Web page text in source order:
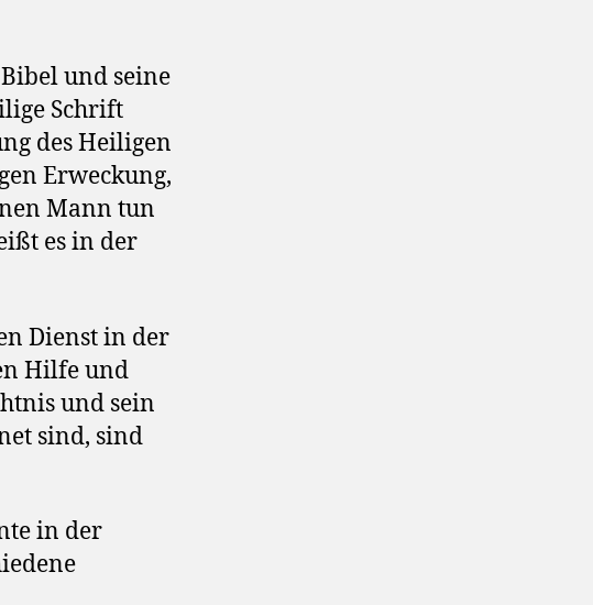
und seine
Schrift
des Heiligen
Erweckung,
Mann tun
es in der
Dienst in der
Hilfe und
und sein
sind, sind
in der